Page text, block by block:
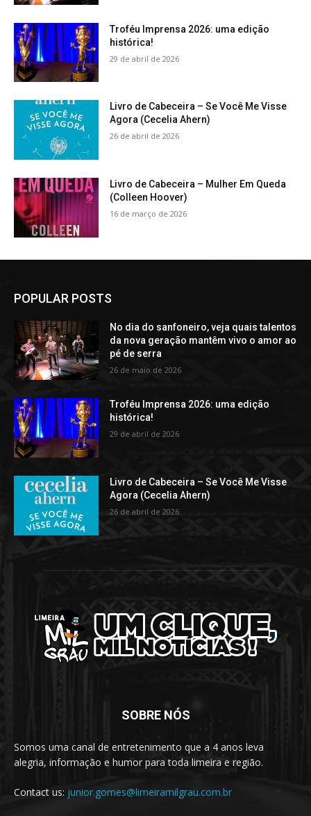
Troféu Imprensa 2026: uma edição
histórica!
29 de abril de 2026
Livro de Cabeceira – Se Você Me Visse
Agora (Cecelia Ahern)
26 de abril de 2026
Livro de Cabeceira – Mulher Em Queda
(Colleen Hoover)
16 de março de 2026
POPULAR POSTS
No dia do sanfoneiro, veja quais talentos
da nova geração mantêm vivo o amor ao
pé de serra
26 de maio de 2026
Troféu Imprensa 2026: uma edição
histórica!
29 de abril de 2026
Livro de Cabeceira – Se Você Me Visse
Agora (Cecelia Ahern)
26 de abril de 2026
SOBRE NÓS
Somos uma canal de entretenimento que a 4 anos leva
alegria, informação e humor para toda limeira e região.
Contact us: junior.gomes@limeiramilgrau.com.br